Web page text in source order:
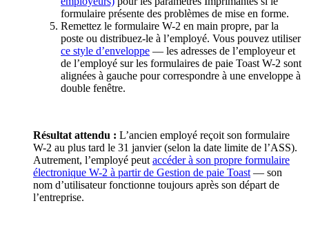
formulaire présente des problèmes de mise en forme.
Remettez le formulaire W-2 en main propre, par la
poste ou distribuez-le à l’employé. Vous pouvez utiliser
ce style d’enveloppe — les adresses de l’employeur et
de l’employé sur les formulaires de paie Toast W-2 sont
alignées à gauche pour correspondre à une enveloppe à
double fenêtre.
Résultat attendu : L’ancien employé reçoit son formulaire
W-2 au plus tard le 31 janvier (selon la date limite de l’ASS).
Autrement, l’employé peut accéder à son propre formulaire
électronique W-2 à partir de Gestion de paie Toast — son
nom d’utilisateur fonctionne toujours après son départ de
l’entreprise.